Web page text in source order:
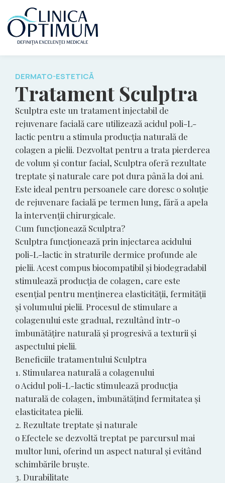
DERMATO-ESTETICĂ
Tratament Sculptra
Sculptra este un tratament injectabil de
rejuvenare facială care utilizează acidul poli-L-
lactic pentru a stimula producția naturală de
colagen a pielii. Dezvoltat pentru a trata pierderea
de volum și contur facial, Sculptra oferă rezultate
treptate și naturale care pot dura până la doi ani.
Este ideal pentru persoanele care doresc o soluție
de rejuvenare facială pe termen lung, fără a apela
la intervenții chirurgicale.
Cum funcționează Sculptra?
Sculptra funcționează prin injectarea acidului
poli-L-lactic în straturile dermice profunde ale
pielii. Acest compus biocompatibil și biodegradabil
stimulează producția de colagen, care este
esențial pentru menținerea elasticității, fermității
și volumului pielii. Procesul de stimulare a
colagenului este gradual, rezultând într-o
îmbunătățire naturală și progresivă a texturii și
aspectului pielii.
Beneficiile tratamentului Sculptra
1. Stimularea naturală a colagenului
o Acidul poli-L-lactic stimulează producția
naturală de colagen, îmbunătățind fermitatea și
elasticitatea pielii.
2. Rezultate treptate și naturale
o Efectele se dezvoltă treptat pe parcursul mai
multor luni, oferind un aspect natural și evitând
schimbările bruște.
3. Durabilitate